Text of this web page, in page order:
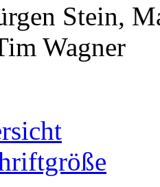
Stein,
Wagner